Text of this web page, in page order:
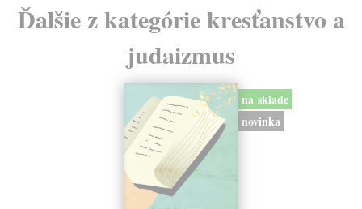
Ďalšie z kategórie kresťanstvo a
judaizmus
na sklade
novinka